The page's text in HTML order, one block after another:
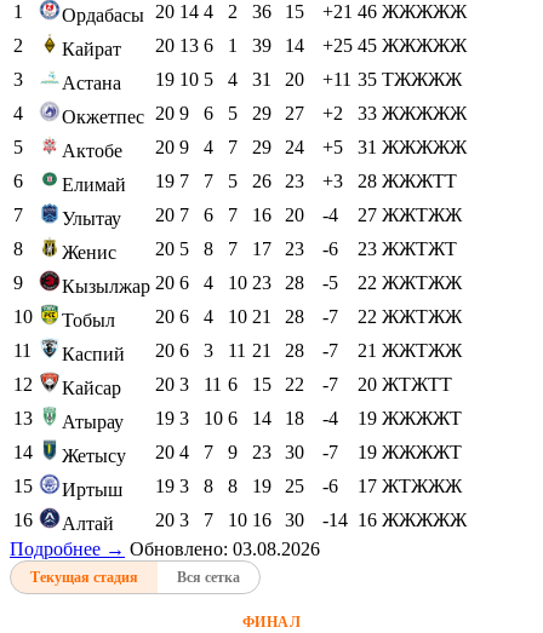
1
Ордабасы 20 14 4 2 36 15 +21 46 ЖЖЖЖЖ
2
Кайрат 20 13 6 1 39 14 +25 45 ЖЖЖЖЖ
3
Астана 19 10 5 4 31 20 +11 35 ТЖЖЖЖ
4
Окжетпес 20 9 6 5 29 27 +2 33 ЖЖЖЖЖ
5
Актобе 20 9 4 7 29 24 +5 31 ЖЖЖЖЖ
6
Елимай 19 7 7 5 26 23 +3 28 ЖЖЖТТ
7
Улытау 20 7 6 7 16 20 -4 27 ЖЖТЖЖ
8
Женис 20 5 8 7 17 23 -6 23 ЖЖТЖТ
9
Кызылжар 20 6 4 10 23 28 -5 22 ЖЖТЖЖ
10
Тобыл 20 6 4 10 21 28 -7 22 ЖЖТЖЖ
11
Каспий 20 6 3 11 21 28 -7 21 ЖЖТЖЖ
12
Кайсар 20 3 11 6 15 22 -7 20 ЖТЖТТ
13
Атырау 19 3 10 6 14 18 -4 19 ЖЖЖЖТ
14
Жетысу 20 4 7 9 23 30 -7 19 ЖЖЖЖТ
15
Иртыш 19 3 8 8 19 25 -6 17 ЖТЖЖЖ
16
Алтай 20 3 7 10 16 30 -14 16 ЖЖЖЖЖ
Подробнее → Обновлено: 03.08.2026
Текущая стадия Вся сетка
ФИНАЛ